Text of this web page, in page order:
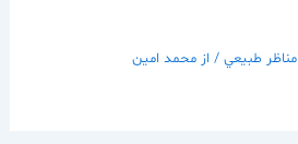
مناظر طبيعي/ از محمد امین